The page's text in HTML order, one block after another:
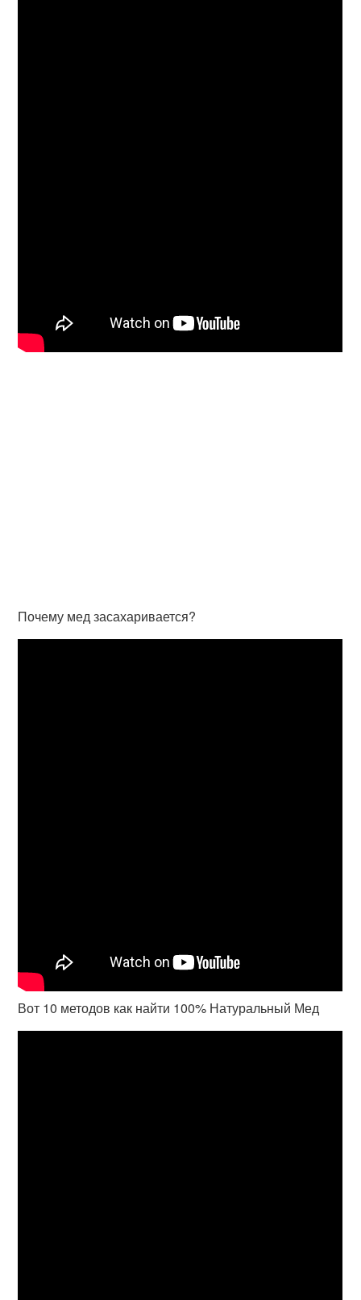
Почему мед засахаривается?
Вот 10 методов как найти 100% Натуральный Мед